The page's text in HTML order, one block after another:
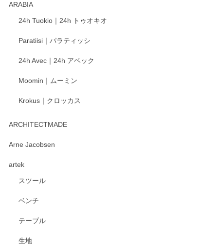
ARABIA
24h Tuokio｜24h トゥオキオ
Paratiisi｜パラティッシ
24h Avec｜24h アベック
Moomin｜ムーミン
Krokus｜クロッカス
ARCHITECTMADE
Arne Jacobsen
artek
スツール
ベンチ
テーブル
生地